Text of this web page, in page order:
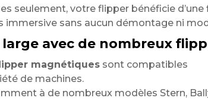
seulement, votre flipper bénéficie d’une
immersive sans aucun démontage ni
avec de nombreux
magnétiquessont compatibles
de machines.
à de nombreux modèles Stern,